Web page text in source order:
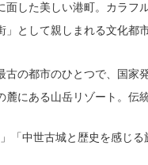
面した美しい港町。カラフ
」として親しまれる文化
古の都市のひとつで、国家
麓にある山岳リゾート。伝
「中世古城と歴史を感じ